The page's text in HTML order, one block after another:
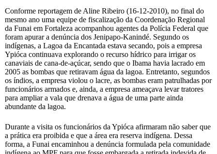
Conforme reportagem de Aline Ribeiro (16-12-2010), no final do
mesmo ano uma equipe de fiscalização da Coordenação Regional
da Funai em Fortaleza acompanhou agentes da Polícia Federal que
foram apurar a denúncia dos Jenipapo-Kanindé. Segundo os
indígenas, a Lagoa da Encantada estava secando, pois a empresa
Ypióca continuava explorando o recurso hídrico para irrigar os
canaviais de cana-de-açúcar, sendo que o Ibama havia lacrado em
2005 as bombas que retiravam água da lagoa. Entretanto, segundos
os índios, a empresa violou o lacre, as bombas eram patrulhadas por
funcionários armados e, ainda, a empresa ameaçava levar tratores
para ampliar a vala que drenava a água de uma parte ainda
abundante da lagoa.
Durante a visita os funcionários da Ypióca afirmaram não saber que
a prática era proibida e que a área era reserva indígena. Dessa
forma, a Funai encaminhou a denúncia formulada pela comunidade